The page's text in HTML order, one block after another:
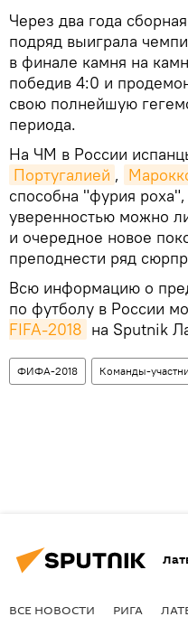
Через два года
подряд выиграла
в финале камня на
победив 4:0 и
свою полнейшую
периода.
На ЧМ в России
Португалией ,
способна "фурия
уверенностью можно
и очередное новое
преподнести ряд
Всю информацию о
по футболу в России
FIFA-2018 на Sputnik
ФИФА-2018 Команды-
ВСЕ НОВОСТИ РИГА